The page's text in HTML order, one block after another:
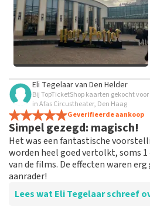
bekijken
Eli Tegelaarvan Den Helder
Bij TopTicketShop kaarten gekocht
in Afas Circustheater, Den Haag
Geverifieerde aankoop
Simpel gezegd: magisch!
Het was een fantastische
worden heel goed vertolkt, soms 1
van de films. De effecten waren
aanrader!
Lees wat Eli Tegelaar schreef